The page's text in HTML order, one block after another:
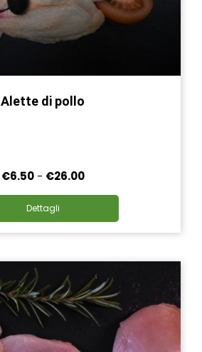
Alette di pollo
€6.50 - €26.00Fascia
da
€6.50
Dettagli